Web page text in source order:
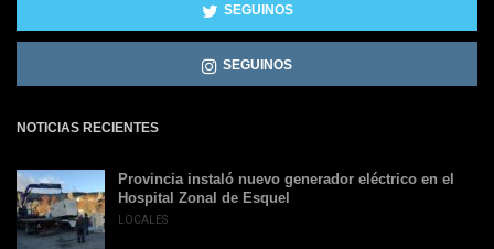
SEGUINOS
SEGUINOS
NOTICIAS RECIENTES
Provincia instaló nuevo generador eléctrico en el
Hospital Zonal de Esquel
LOCALES